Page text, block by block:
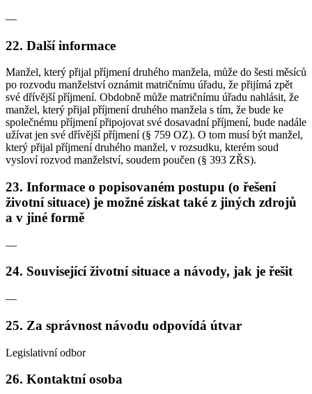
—
22. Další informace
Manžel, který přijal příjmení druhého manžela, může do šesti měsíců
po rozvodu manželství oznámit matričnímu úřadu, že přijímá zpět
své dřívější příjmení. Obdobně může matričnímu úřadu nahlásit, že
manžel, který přijal příjmení druhého manžela s tím, že bude ke
společnému příjmení připojovat své dosavadní příjmení, bude nadále
užívat jen své dřívější příjmení (§ 759 OZ). O tom musí být manžel,
který přijal příjmení druhého manžel, v rozsudku, kterém soud
vysloví rozvod manželství, soudem poučen (§ 393 ZŘS).
23. Informace o popisovaném postupu (o řešení
životní situace) je možné získat také z jiných zdrojů
a v jiné formě
—
24. Související životní situace a návody, jak je řešit
—
25. Za správnost návodu odpovídá útvar
Legislativní odbor
26. Kontaktní osoba